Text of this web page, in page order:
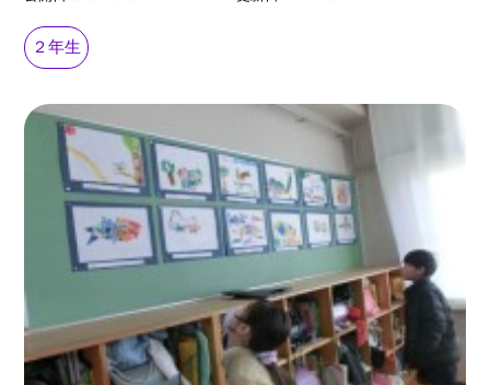
２年生